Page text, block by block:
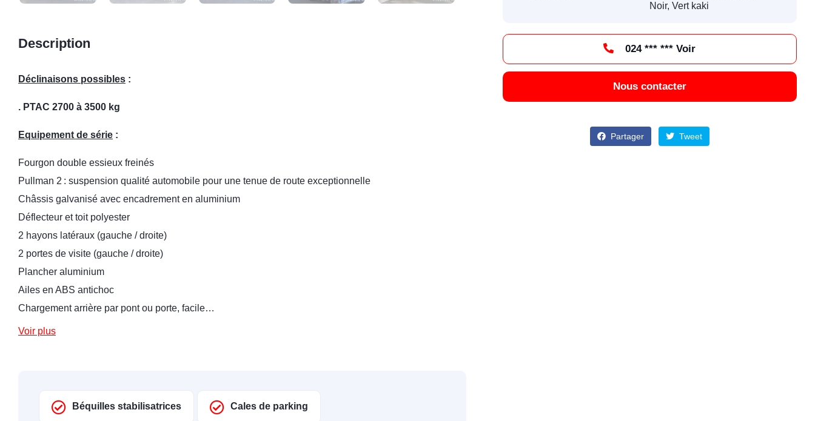
Description
Déclinaisons possibles :
. PTAC 2700 à 3500 kg
Equipement de série :
Fourgon double essieux freinés
Pullman 2 : suspension qualité automobile pour une tenue de route exceptionnelle
Châssis galvanisé avec encadrement en aluminium
Déflecteur et toit polyester
2 hayons latéraux (gauche / droite)
2 portes de visite (gauche / droite)
Plancher aluminium
Ailes en ABS antichoc
Chargement arrière par pont ou porte, facile…
Voir plus
Béquilles stabilisatrices Cales de parking
Noir, Vert kaki
024 *** *** Voir
Nous contacter
Partager Tweet